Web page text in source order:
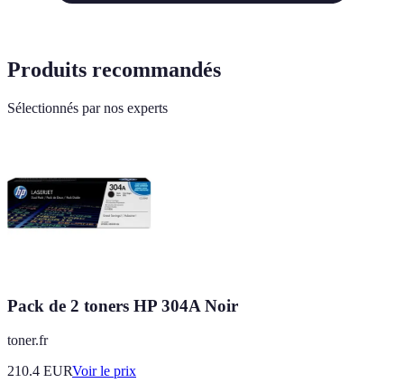
Produits recommandés
Sélectionnés par nos experts
Pack de 2 toners HP 304A Noir
toner.fr
210.4 EURVoir le prix